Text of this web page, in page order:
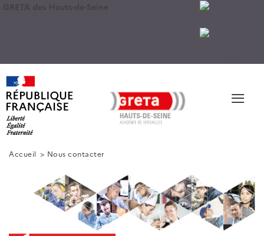
GRETA des Hauts-de-Seine
≡
Accueil Nous contacter